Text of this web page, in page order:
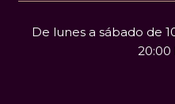
De lunes a sábado de
20:00